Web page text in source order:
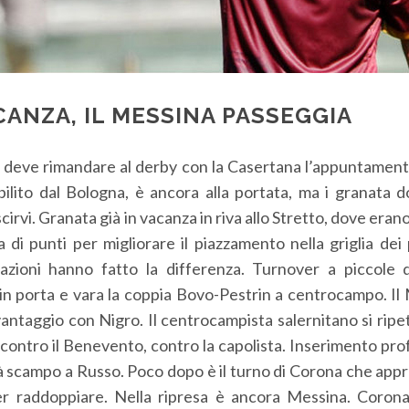
IL MESSINA PASSEGGIA
rimandare al derby con la Casertana
dal Bologna, è ancora alla portata, ma i granata
Granata già in vacanza in riva allo Stretto, dove
di punti per migliorare il piazzamento nella griglia dei
hanno fatto la differenza. Turnover a piccole
porta e vara la coppia Bovo-Pestrin a centrocampo. Il
con Nigro. Il centrocampista salernitano si
il Benevento, contro la capolista. Inserimento
a Russo. Poco dopo è il turno di Corona che
raddoppiare. Nella ripresa è ancora Messina.